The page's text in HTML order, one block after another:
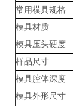
常用模具规格
模具材质
模具压头硬度
样品尺寸
模具腔体深度
模具外形尺寸